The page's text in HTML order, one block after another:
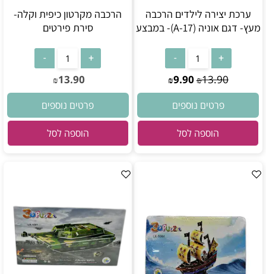
ערכת יצירה לילדים הרכבה
מעץ- דגם אוניה (A-17)- במבצע
₪13.90
₪9.90
פרטים נוספים
הוספה לסל
הרכבה מקרטון כיפית וקלה-
סירת פירטים
₪13.90
פרטים נוספים
הוספה לסל